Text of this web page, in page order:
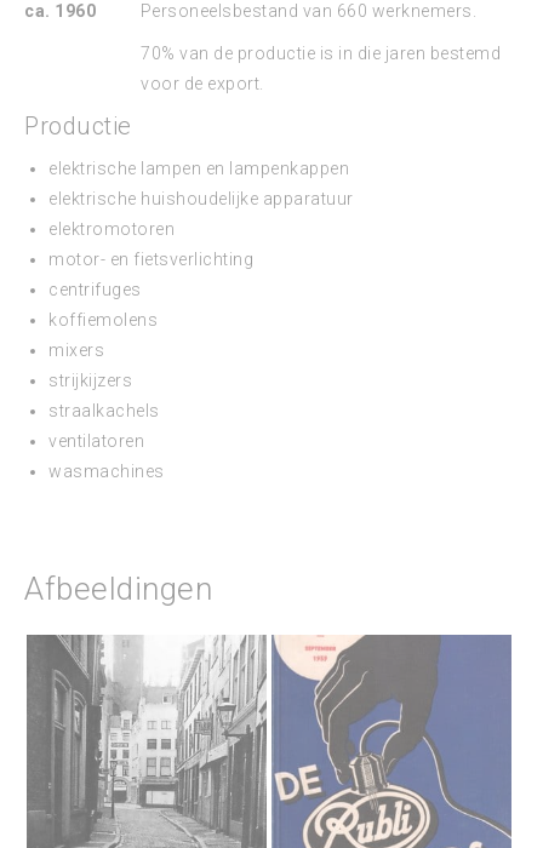
ca. 1960 Personeelsbestand van 660 werknemers.
70% van de productie is in die jaren bestemd
voor de export.
Productie
elektrische lampen en lampenkappen
elektrische huishoudelijke apparatuur
elektromotoren
motor- en fietsverlichting
centrifuges
koffiemolens
mixers
strijkijzers
straalkachels
ventilatoren
wasmachines
Afbeeldingen